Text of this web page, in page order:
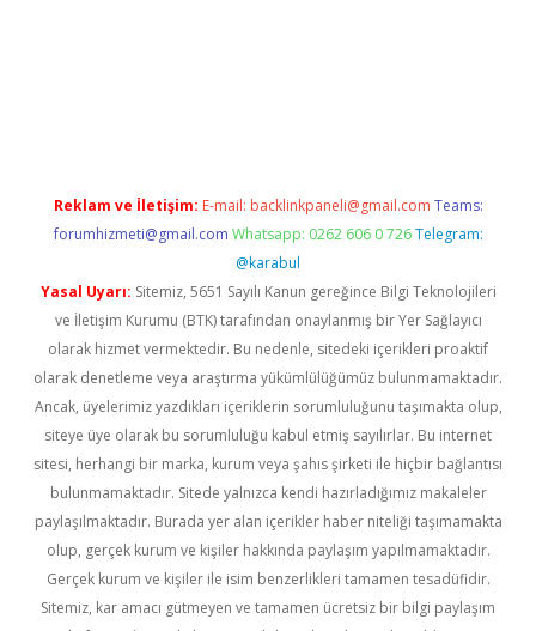
Reklam ve İletişim: E-mail: backlinkpaneli@gmail.com Teams:
forumhizmeti@gmail.com Whatsapp: 0262 606 0 726 Telegram:
@karabul
Yasal Uyarı: Sitemiz, 5651 Sayılı Kanun gereğince Bilgi Teknolojileri
ve İletişim Kurumu (BTK) tarafından onaylanmış bir Yer Sağlayıcı
olarak hizmet vermektedir. Bu nedenle, sitedeki içerikleri proaktif
olarak denetleme veya araştırma yükümlülüğümüz bulunmamaktadır.
Ancak, üyelerimiz yazdıkları içeriklerin sorumluluğunu taşımakta olup,
siteye üye olarak bu sorumluluğu kabul etmiş sayılırlar. Bu internet
sitesi, herhangi bir marka, kurum veya şahıs şirketi ile hiçbir bağlantısı
bulunmamaktadır. Sitede yalnızca kendi hazırladığımız makaleler
paylaşılmaktadır. Burada yer alan içerikler haber niteliği taşımamakta
olup, gerçek kurum ve kişiler hakkında paylaşım yapılmamaktadır.
Gerçek kurum ve kişiler ile isim benzerlikleri tamamen tesadüfidir.
Sitemiz, kar amacı gütmeyen ve tamamen ücretsiz bir bilgi paylaşım